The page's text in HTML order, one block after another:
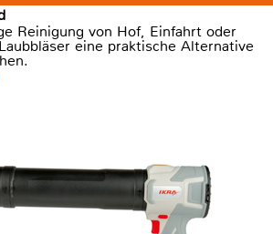
Reinigung von Hof, Einfahrt oder
eine praktische Alternative